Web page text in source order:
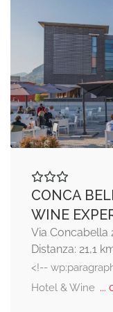
CONCA
WINE
Via Concabella
Distanza: 21,1
<!--
Hotel & Wine...